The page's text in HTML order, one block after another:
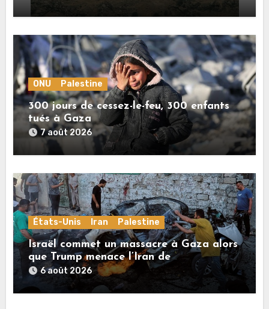
ONU Palestine
300 jours de cessez-le-feu, 300 enfants
tués à Gaza
7 août 2026
États-Unis Iran Palestine
Israël commet un massacre à Gaza alors
que Trump menace l’Iran de
«décapitation»
6 août 2026